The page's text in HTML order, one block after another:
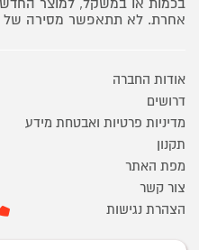
אחרת. לא תתאפשר מסירה של
אודות החברה
דרושים
מדיניות פרטיות ואבטחת מידע
תקנון
מפת האתר
צור קשר
הצהרת נגישות